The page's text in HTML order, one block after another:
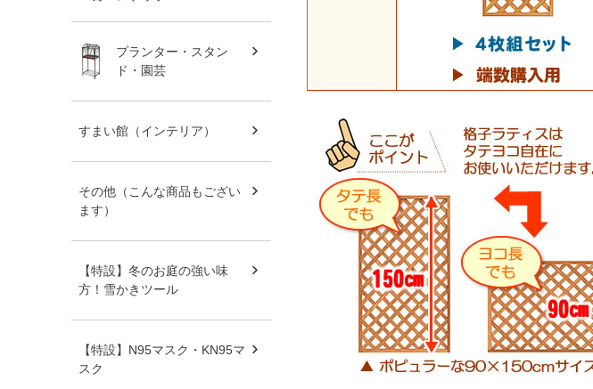
プランター・スタン
ド・園芸
すまい館（インテリア）
その他（こんな商品もござい
ます）
【特設】冬のお庭の強い味
方！雪かきツール
【特設】N95マスク・KN95マ
スク